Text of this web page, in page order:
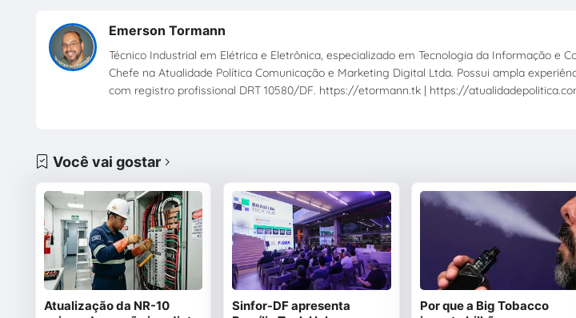
Emerson Tormann
Técnico Industrial em Elétrica e Eletrônica, especializado em Tecnologia da Informação e
Chefe na Atualidade Política Comunicação e Marketing Digital Ltda. Possui ampla
com registro profissional DRT 10580/DF. https://etormann.tk | https://
Você vai gostar
Atualização da NR-10
Sinfor-DF apresenta
Por que a Big Tobacco